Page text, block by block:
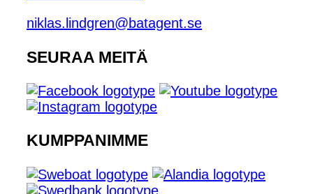
niklas.lindgren@batagent.se
SEURAA MEITÄ
KUMPPANIMME